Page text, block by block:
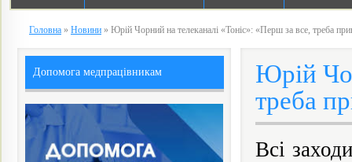
Головна » Новини » Юрій Чорний на телеканалі «Тоніс»: «Перш за все, треба
Юрій
треба
Всі
Допомога медпрацівникам